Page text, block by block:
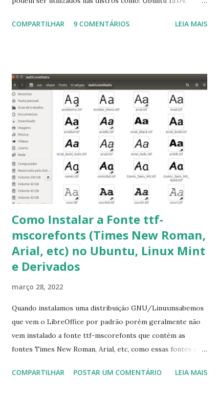
Linux Mint 17, Pinguy OS 14.04, Elementary OS 0.3, Deepin
para usuários iniciantes... 1- Atualizar a lista de pacotes: $
sudo apt-get update 2- Atualizar toda a distro: $ sudo apt-
get -f dist-upgrade ou update-manager -d -c 3- Instalar
pacotes: $ sudo apt-get install [nome do pacote] 4-
Procurar arquivos corrompidos: $ sudo apt-get check 5-
Corrigir problemas de dependências, concluir instalação de
pacotes pendentes e outros erros: $ sudo apt-get -f install
6- Se o comando sudo apt-get -f install nã...
COMPARTILHAR 9 COMENTÁRIOS LEIA MAIS
Como Instalar a Fonte ttf-
mscorefonts (Times New Roman,
Arial, etc) no Ubuntu, Linux Mint
e Derivados
março 28, 2022
Quando instalamos uma distribuição GNU/Linuxmsabemos
que vem o LibreOffice por padrão porém geralmente não
vem instalado a fonte ttf-mscorefonts que contém as
fontes Times New Roman, Arial, etc, como essas fontes são
a Associação Brasileira de Normas Técnicas (ABNT), exige
COMPARTILHAR POSTAR UM COMENTÁRIO LEIA MAIS